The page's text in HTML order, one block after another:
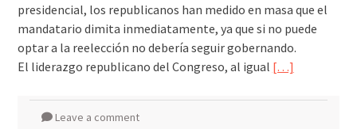
presidencial, los republicanos han medido en masa que el
mandatario dimita inmediatamente, ya que si no puede
optar a la reelección no debería seguir gobernando.
El liderazgo republicano del Congreso, al igual […]
Leave a comment